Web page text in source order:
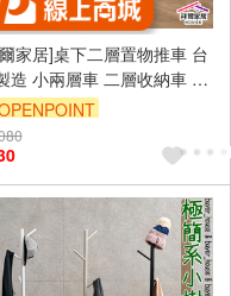
家居]桌下二層置物推車 台
造 小兩層車 二層收納車 二
物收納車 桌下置物架 手推
納車 (免運)